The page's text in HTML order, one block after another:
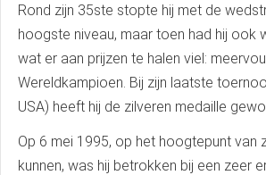
Rond zijn 35ste stopte hij met de
hoogste niveau, maar toen had hij ook
wat er aan prijzen te halen viel:
Wereldkampioen. Bij zijn laatste
USA) heeft hij de zilveren medaille
Op 6 mei 1995, op het hoogtepunt van
kunnen, was hij betrokken bij een zeer